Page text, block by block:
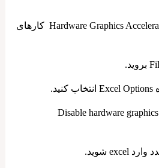
برای غیر فعال شدن Hardware Graphics Acceleration کارهای
در قسمت Display، تیک Disable hardware graphics